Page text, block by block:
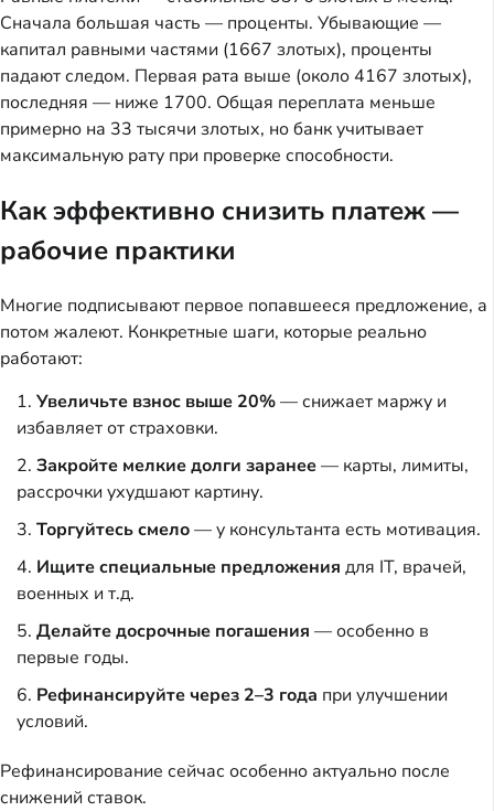
Сначала большая часть — проценты. Убывающие —
капитал равными частями (1667 злотых), проценты
падают следом. Первая рата выше (около 4167 злотых),
последняя — ниже 1700. Общая переплата меньше
примерно на 33 тысячи злотых, но банк учитывает
максимальную рату при проверке способности.
Как эффективно снизить платеж —
рабочие практики
Многие подписывают первое попавшееся предложение, а
потом жалеют. Конкретные шаги, которые реально
работают:
Увеличьте взнос выше 20%— снижает маржу и
избавляет от страховки.
Закройте мелкие долги заранее— карты, лимиты,
рассрочки ухудшают картину.
Торгуйтесь смело— у консультанта есть мотивация.
Ищите специальные предложения для IT, врачей,
военных и т.д.
Делайте досрочные погашения — особенно в
первые годы.
Рефинансируйте через 2–3 года при улучшении
условий.
Рефинансирование сейчас особенно актуально после
снижений ставок.